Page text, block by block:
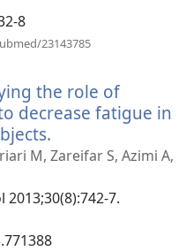
8
23143785
the role of
decrease fatigue in
novi
M, Zareifar S, Azimi A,
7.